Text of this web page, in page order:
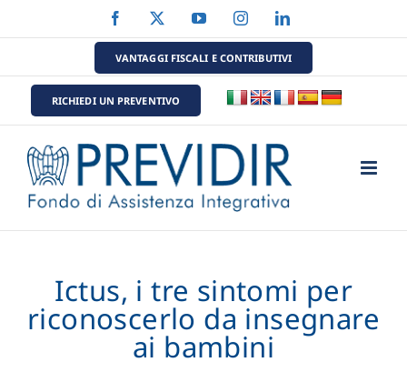
al
Facebook YouTubeInstagramLinkedIn
VANTAGGI FISCALI E CONTRIBUTIVI
RICHIEDI UN PREVENTIVO
Ictus, i tre sintomi per
riconoscerlo da insegnare
ai bambini